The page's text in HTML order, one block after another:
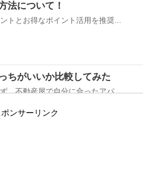
法について！
トとお得なポイント活用を推奨...
ちがいいか比較してみた
、不動産屋で自分に合ったアパ...
ポンサーリンク